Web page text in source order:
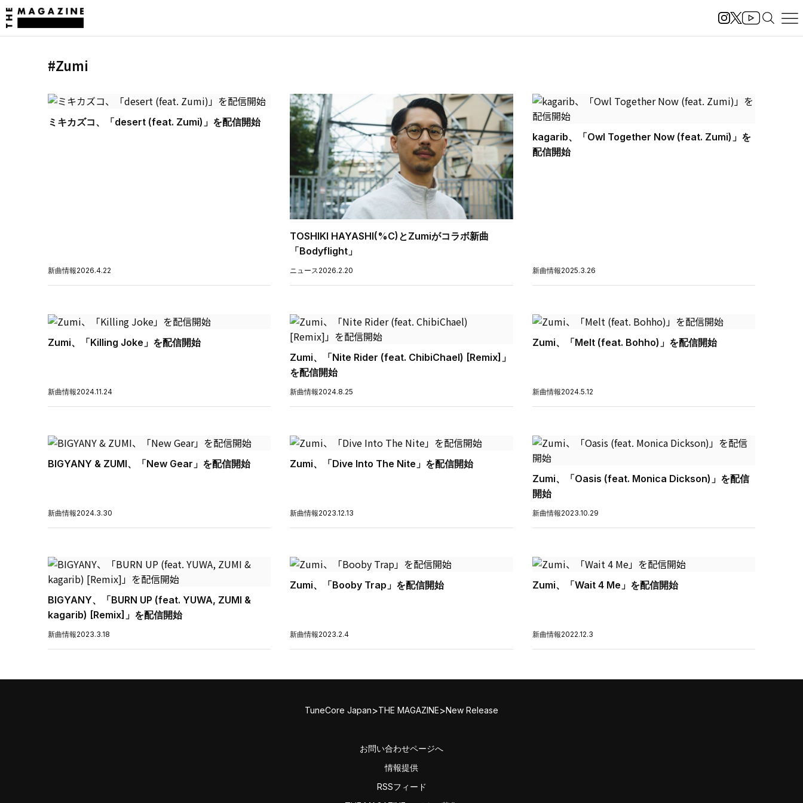
#Zumi
ミキカズコ、「desert (feat. Zumi)」を配信開始
新曲情報2026.4.22
TOSHIKI HAYASHI(%C)とZumiがコラボ新曲
「Bodyflight」
ニュース 2026.2.20
kagarib、「Owl Together Now (feat. Zumi)」を
配信開始
新曲情報2025.3.26
Zumi、「Killing Joke」を配信開始
新曲情報2024.11.24
Zumi、「Nite Rider (feat. ChibiChael) [Remix]」
を配信開始
新曲情報2024.8.25
Zumi、「Melt (feat. Bohho)」を配信開始
新曲情報2024.5.12
BIGYANY & ZUMI、「New Gear」を配信開始
新曲情報2024.3.30
Zumi、「Dive Into The Nite」を配信開始
新曲情報2023.12.13
Zumi、「Oasis (feat. Monica Dickson)」を配信
開始
新曲情報2023.10.29
BIGYANY、「BURN UP (feat. YUWA, ZUMI &
kagarib) [Remix]」を配信開始
新曲情報2023.3.18
Zumi、「Booby Trap」を配信開始
新曲情報2023.2.4
Zumi、「Wait 4 Me」を配信開始
新曲情報2022.12.3
TuneCore Japan>THE MAGAZINE>New Release
お問い合わせページへ
情報提供
RSSフィード